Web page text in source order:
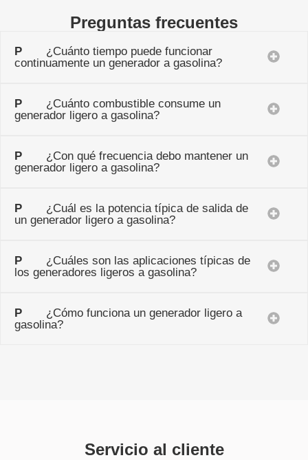
Preguntas frecuentes
P ¿Cuánto tiempo puede funcionar
continuamente un generador a gasolina?
P ¿Cuánto combustible consume un
generador ligero a gasolina?
P ¿Con qué frecuencia debo mantener un
generador ligero a gasolina?
P ¿Cuál es la potencia típica de salida de
un generador ligero a gasolina?
P ¿Cuáles son las aplicaciones típicas de
los generadores ligeros a gasolina?
P ¿Cómo funciona un generador ligero a
gasolina?
Servicio al cliente